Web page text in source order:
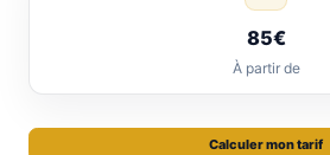
85€
À partir de
Calculer mon tarif